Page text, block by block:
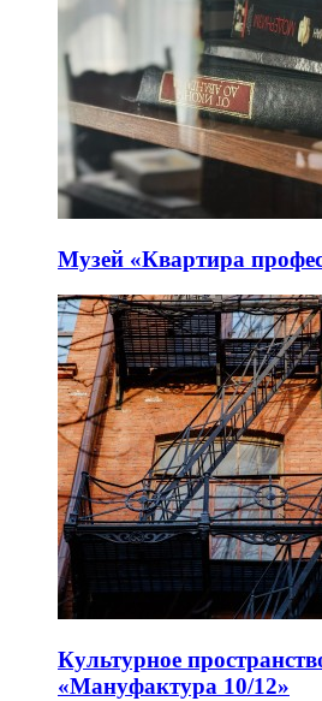
Музей «Квартира
Культурное
«Мануфактура 10/12»